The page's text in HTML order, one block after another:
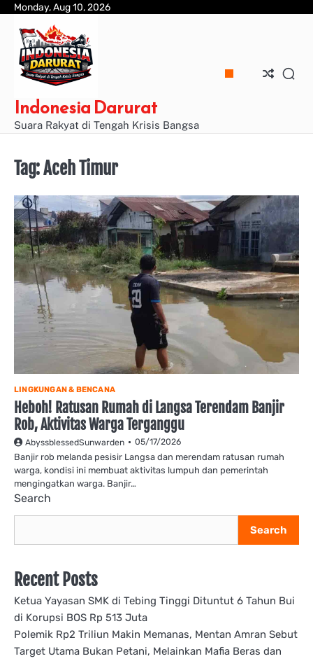
Skip
content
Monday, Aug 10, 2026
Indonesia Darurat
Suara Rakyat di Tengah Krisis Bangsa
Tag:Aceh Timur
LINGKUNGAN & BENCANA
Heboh! Ratusan Rumah di Langsa Terendam Banjir
Rob, Aktivitas Warga Terganggu
AbyssblessedSunwarden 05/17/2026
Banjir rob melanda pesisir Langsa dan merendam ratusan rumah
warga, kondisi ini membuat aktivitas lumpuh dan pemerintah
mengingatkan warga. Banjir…
Search
Search
Recent Posts
Ketua Yayasan SMK di Tebing Tinggi Dituntut 6 Tahun Bui
di Korupsi BOS Rp 513 Juta
Polemik Rp2 Triliun Makin Memanas, Mentan Amran Sebut
Target Utama Bukan Petani, Melainkan Mafia Beras dan